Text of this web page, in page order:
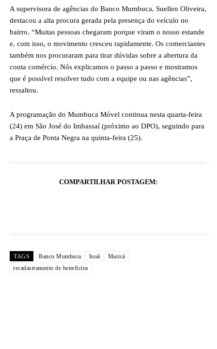
A supervisora de agências do Banco Mumbuca, Suellen Oliveira,
destacou a alta procura gerada pela presença do veículo no
bairro. “Muitas pessoas chegaram porque viram o nosso estande
e, com isso, o movimento cresceu rapidamente. Os comerciantes
também nos procuraram para tirar dúvidas sobre a abertura da
conta comércio. Nós explicamos o passo a passo e mostramos
que é possível resolver tudo com a equipe ou nas agências”,
ressaltou.
A programação do Mumbuca Móvel continua nesta quarta-feira
(24) em São José do Imbassaí (próximo ao DPO), seguindo para
a Praça de Ponta Negra na quinta-feira (25).
COMPARTILHAR POSTAGEM:
TAGS Banco Mumbuca Inoã
Maricá
recadastramento de benefícios